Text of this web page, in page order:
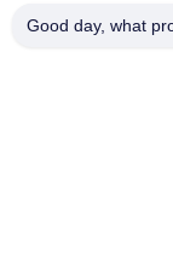
Good day, what